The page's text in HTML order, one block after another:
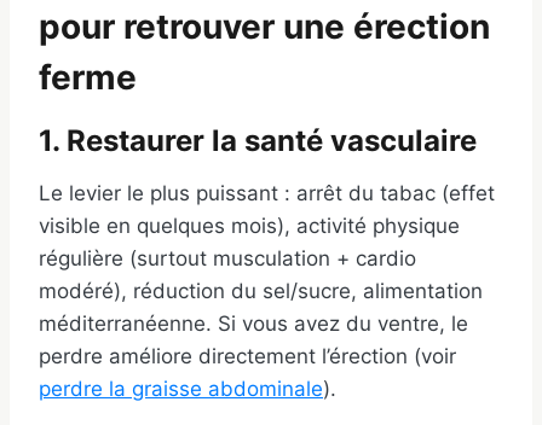
pour retrouver une érection
ferme
1. Restaurer la santé vasculaire
Le levier le plus puissant : arrêt du tabac (effet
visible en quelques mois), activité physique
régulière (surtout musculation + cardio
modéré), réduction du sel/sucre, alimentation
méditerranéenne. Si vous avez du ventre, le
perdre améliore directement l’érection (voir
perdre la graisse abdominale).